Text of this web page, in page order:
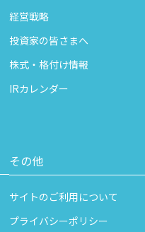
経営戦略
投資家の皆さまへ
株式・格付け情報
IRカレンダー
その他
サイトのご利用について
プライバシーポリシー